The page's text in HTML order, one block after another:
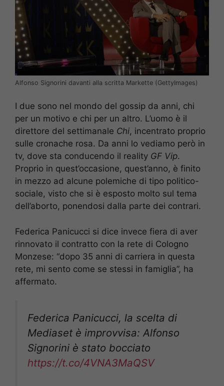
Alfonso Signorini davanti alla scritta Markette (GettyImages)
I due sono nel mondo del gossip da anni, chi
per un motivo e chi per un altro. L’uomo è il
direttore del settimanale Chi, incentrato proprio
sulle cronache rosa. Da anni lo vediamo però in
tv, dove sta conducendo il reality GF Vip.
Proprio in quest’occasione, quest’anno, è finito
in mezzo ad alcune polemiche di tipo politico-
sociale, visto che si è esposto molto sul tema
dell’aborto, ponendosi dalla parte dei contrari.
Federica Panicucci si dice invece fiera di aver
rinnovato il contratto con la rete di Cologno
Monzese: “dopo 35 anni di carriera in questa
rete, mi sento come se stessi in famiglia”, ha
affermato.
Federica Panicucci, la scelta di
Mediaset è improvvisa: Alfonso
Signorini è stato bocciato
https://t.co/4VNA3MaQSV